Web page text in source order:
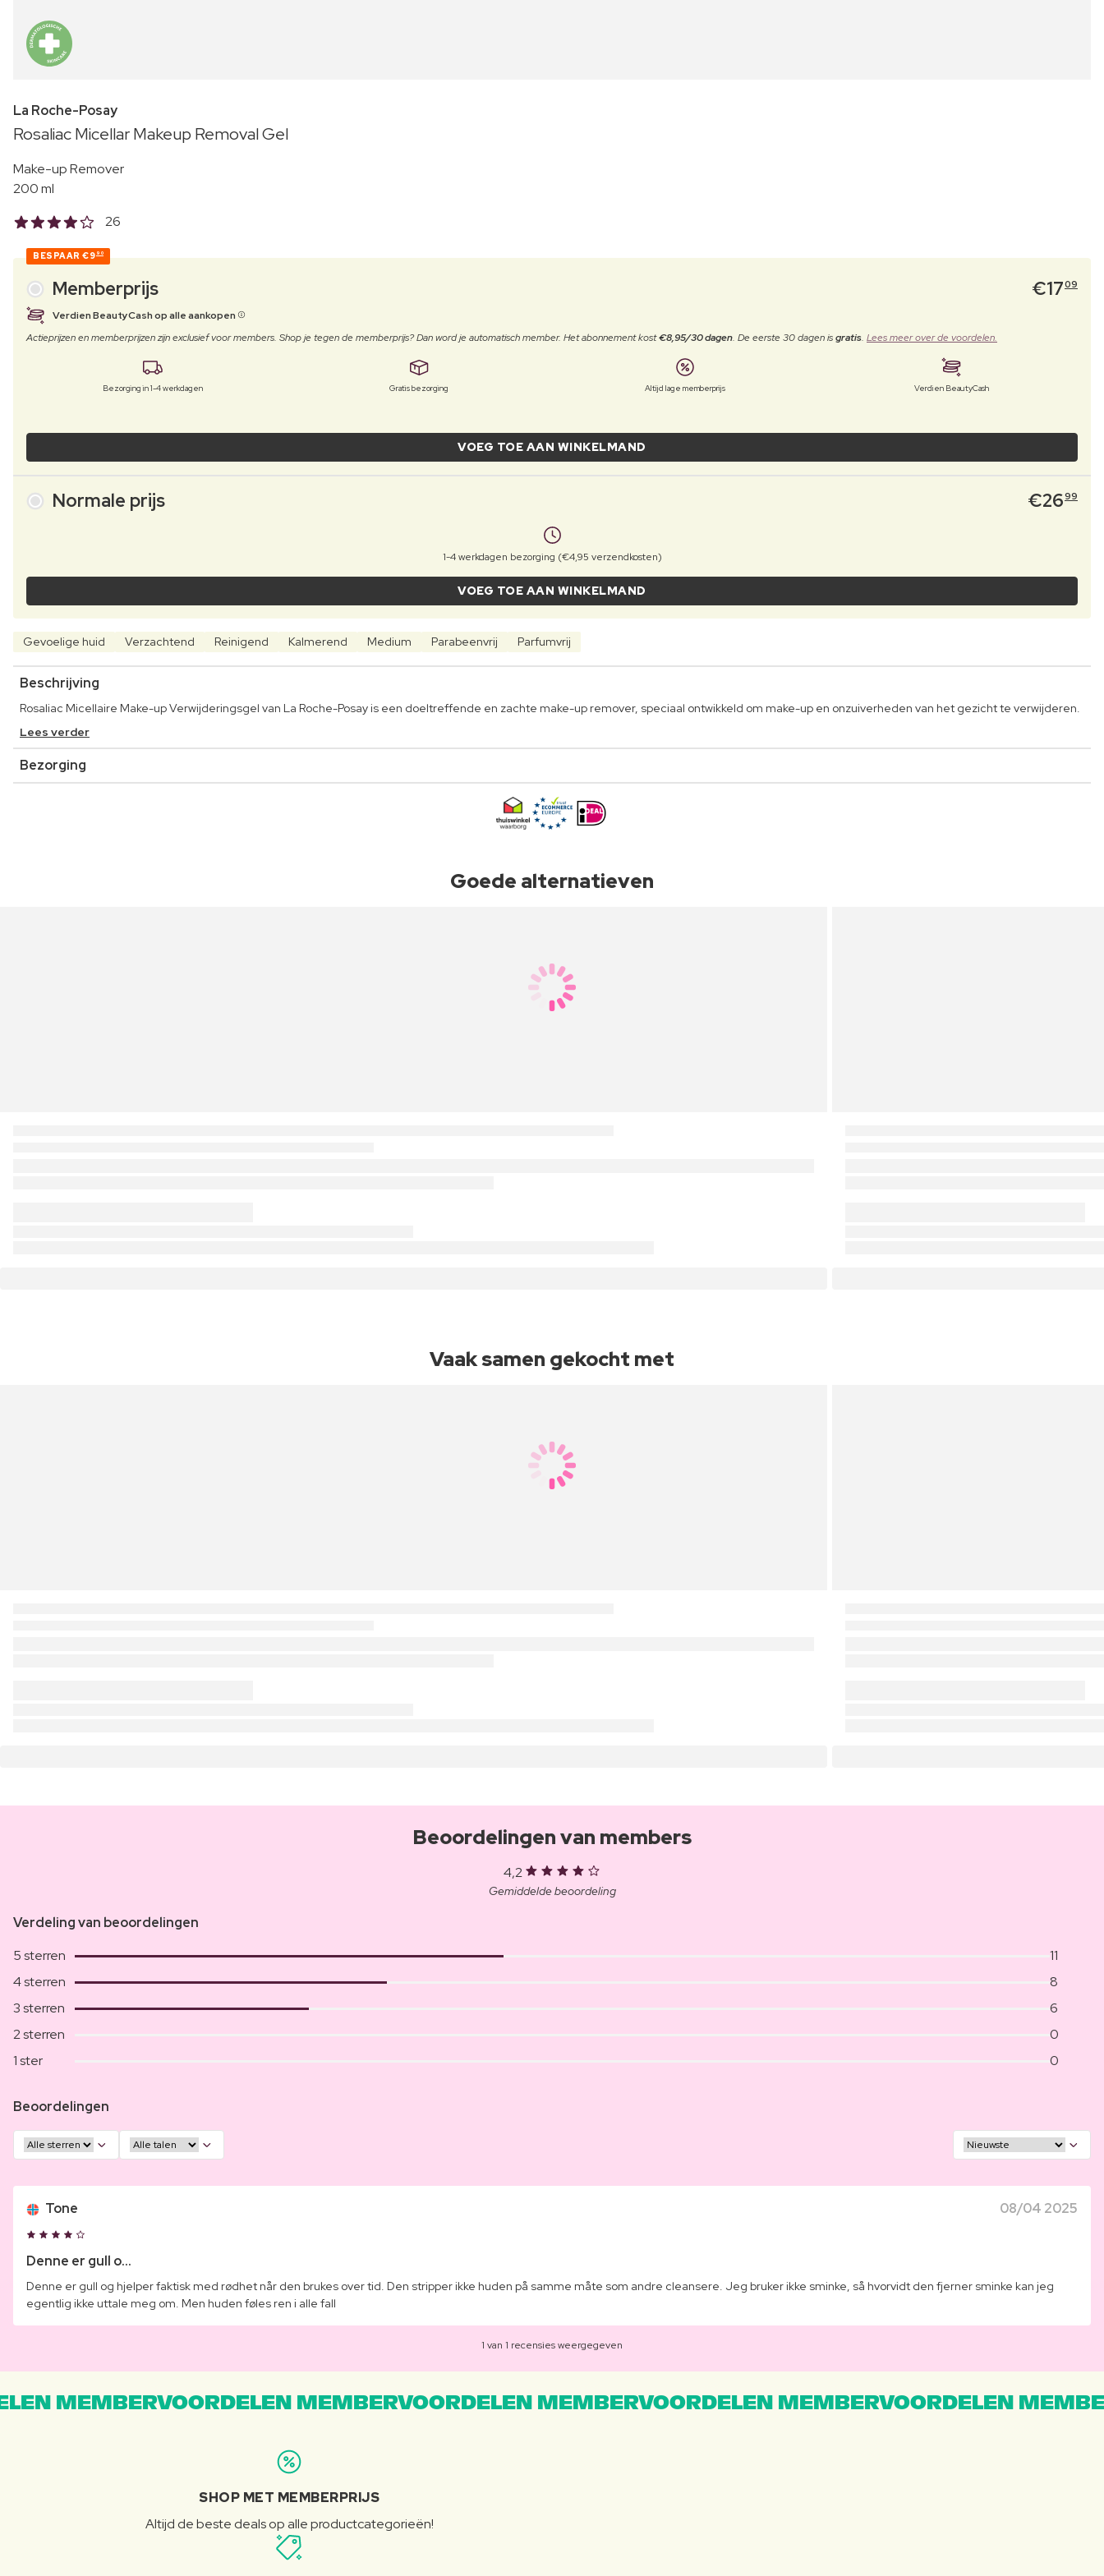
La Roche-Posay
Rosaliac Micellar Makeup Removal Gel
Make-up Remover
200 ml
26
BESPAAR €9 90
Memberprijs €1709
Verdien BeautyCash op alle aankopen
Actieprijzen en memberprijzen zijn exclusief voor members. Shop je tegen de memberprijs? Dan word je automatisch member. Het abonnement kost€8,95/30 dagen. De eerste 30 dagen isgratis. Lees meer over de voordelen.
Bezorging in 1-4 werkdagen Gratis bezorging Altijd lage memberprijs Verdien BeautyCash
VOEG TOE AAN WINKELMAND
Normale prijs €2699
1-4 werkdagen bezorging (€4,95 verzendkosten)
VOEG TOE AAN WINKELMAND
Gevoelige huid Verzachtend Reinigend Kalmerend Medium Parabeenvrij Parfumvrij
Beschrijving
Rosaliac Micellaire Make-up Verwijderingsgel van La Roche-Posay is een doeltreffende en zachte make-up remover, speciaal ontwikkeld om make-up en onzuiverheden van het gezicht te verwijderen.
Lees verder
Bezorging
Goede alternatieven
Vaak samen gekocht met
Beoordelingen van members
4,2
Gemiddelde beoordeling
Verdeling van beoordelingen
5 sterren
11
4 sterren
8
3 sterren
6
2 sterren
0
1 ster
0
Beoordelingen
Tone 08/04 2025
Denne er gull o...
Denne er gull og hjelper faktisk med rødhet når den brukes over tid. Den stripper ikke huden på samme måte som andre cleansere. Jeg bruker ikke sminke, så hvorvidt den fjerner sminke kan jeg
egentlig ikke uttale meg om. Men huden føles ren i alle fall
1 van 1 recensies weergegeven
MEMBERVOORDELEN MEMBERVOORDELEN MEMBERVOORDELEN MEMBERVOORDELEN
SHOP MET MEMBERPRIJS
Altijd de beste deals op alle productcategorieën!